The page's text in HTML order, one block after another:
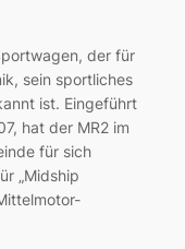
der für
sein sportliches
ist. Eingeführt
hat der MR2 im
für sich
„Midship